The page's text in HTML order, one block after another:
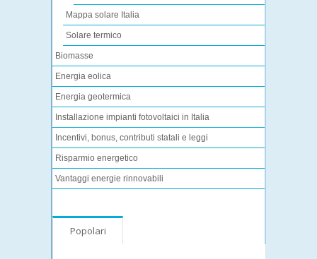
Mappa solare Italia
Solare termico
Biomasse
Energia eolica
Energia geotermica
Installazione impianti fotovoltaici in Italia
Incentivi, bonus, contributi statali e leggi
Risparmio energetico
Vantaggi energie rinnovabili
Popolari